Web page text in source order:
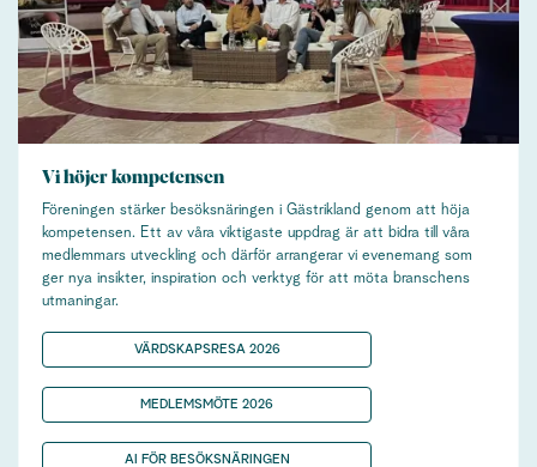
Vi höjer kompetensen
Föreningen stärker besöksnäringen i Gästrikland genom att höja
kompetensen. Ett av våra viktigaste uppdrag är att bidra till våra
medlemmars utveckling och därför arrangerar vi evenemang som
ger nya insikter, inspiration och verktyg för att möta branschens
utmaningar.
VÄRDSKAPSRESA 2026
MEDLEMSMÖTE 2026
AI FÖR BESÖKSNÄRINGEN